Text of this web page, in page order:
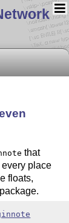
that
place
floats,
package.